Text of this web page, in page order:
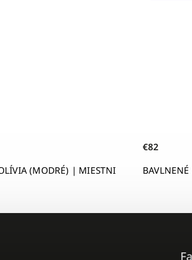
BAVLNENÉ ŠATY OLÍVIA (TEHLOVÉ) |